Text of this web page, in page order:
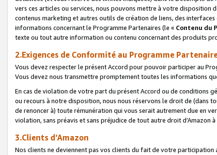
vers ces articles ou services, nous pouvons mettre à votre disposition
contenus marketing et autres outils de création de liens, des
informations concernant le Programme Partenaires (le « Contenu du
texte ou tout autre information ou contenu concernant des produits
2.Exigences de Conformité au Programme
Vous devez respecter le présent Accord pour pouvoir participer au
Vous devez nous transmettre promptement toutes les informations
En cas de violation de votre part du présent Accord ou de conditions
ou recours à notre disposition, nous nous réservons le droit de (dans
de renoncer à) toute rémunération qui vous serait autrement due en
violation, sans préavis et sans préjudice de tout autre droit
3.Clients d’Amazon
Nos clients ne deviennent pas vos clients du fait de votre